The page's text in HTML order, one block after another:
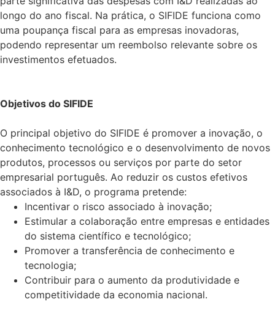
longo do ano fiscal. Na prática, o SIFIDE funciona como
uma poupança fiscal para as empresas inovadoras,
podendo representar um reembolso relevante sobre os
investimentos efetuados.
Objetivos do SIFIDE
O principal objetivo do SIFIDE é promover a inovação, o
conhecimento tecnológico e o desenvolvimento de novos
produtos, processos ou serviços por parte do setor
empresarial português. Ao reduzir os custos efetivos
associados à I&D, o programa pretende:
Incentivar o risco associado à inovação;
Estimular a colaboração entre empresas e entidades
do sistema científico e tecnológico;
Promover a transferência de conhecimento e
tecnologia;
Contribuir para o aumento da produtividade e
competitividade da economia nacional.